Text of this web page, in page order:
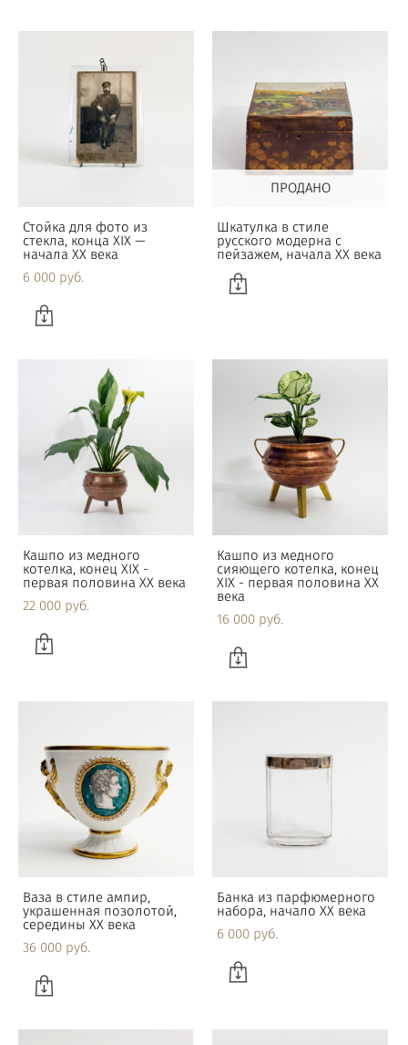
Стойка для фото из
стекла, конца XIX —
начала XX века
6 000 pуб.
ПРОДАНО
Шкатулка в стиле
русского модерна с
пейзажем, начала XX века
Кашпо из медного
котелка, конец XIX -
первая половина XX века
22 000 pуб.
Кашпо из медного
сияющего котелка, конец
XIX - первая половина XX
века
16 000 pуб.
Ваза в стиле ампир,
украшенная позолотой,
середины XX века
36 000 pуб.
Банка из парфюмерного
набора, начало XX века
6 000 pуб.